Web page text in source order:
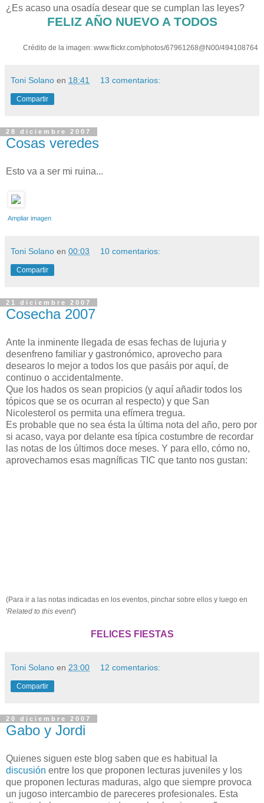
¿Es acaso una osadía desear que se cumplan las leyes?
FELIZ AÑO NUEVO A TODOS
Crédito de la imagen: www.flickr.com/photos/67961268@N00/494108764
Toni Solano en 18:41 13 comentarios:
Compartir
28 diciembre 2007
Cosas veredes
Esto va a ser mi ruina...
Ampliar imagen
Toni Solano en 00:03 10 comentarios:
Compartir
21 diciembre 2007
Cosecha 2007
Ante la inminente llegada de esas fechas de lujuria y
desenfreno familiar y gastronómico, aprovecho para
desearos lo mejor a todos los que pasáis por aquí, de
continuo o accidentalmente.
Que los hados os sean propicios (y aquí añadir todos los
tópicos que se os ocurran al respecto) y que San
Nicolesterol os permita una efímera tregua.
Es probable que no sea ésta la última nota del año, pero por
si acaso, vaya por delante esa típica costumbre de recordar
las notas de los últimos doce meses. Y para ello, cómo no,
aprovechamos esas magníficas TIC que tanto nos gustan:
(Para ir a las notas indicadas en los eventos, pinchar sobre ellos y luego en
'Related to this event')
FELICES FIESTAS
Toni Solano en 23:00 12 comentarios:
Compartir
20 diciembre 2007
Gabo y Jordi
Quienes siguen este blog saben que es habitual la
discusión entre los que proponen lecturas juveniles y los
que proponen lecturas maduras, algo que siempre provoca
un jugoso intercambio de pareceres profesionales. Esta